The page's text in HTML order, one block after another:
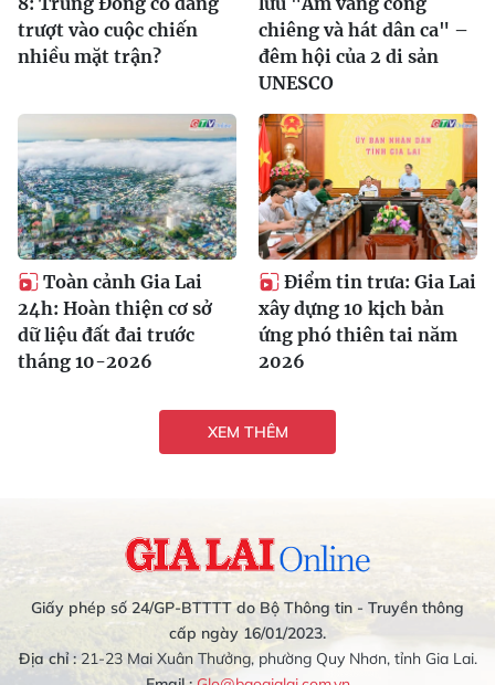
trượt vào cuộc chiến
nhiều mặt trận?
chiêng và hát dân ca" –
đêm hội của 2 di sản
UNESCO
Toàn cảnh Gia Lai
24h: Hoàn thiện cơ sở
dữ liệu đất đai trước
tháng 10-2026
Điểm tin trưa: Gia Lai
xây dựng 10 kịch bản
ứng phó thiên tai năm
2026
XEM THÊM
Giấy phép số 24/GP-BTTTT do Bộ Thông tin - Truyền thông
cấp ngày 16/01/2023.
Địa chỉ :21-23 Mai Xuân Thưởng, phường Quy Nhơn, tỉnh Gia Lai.